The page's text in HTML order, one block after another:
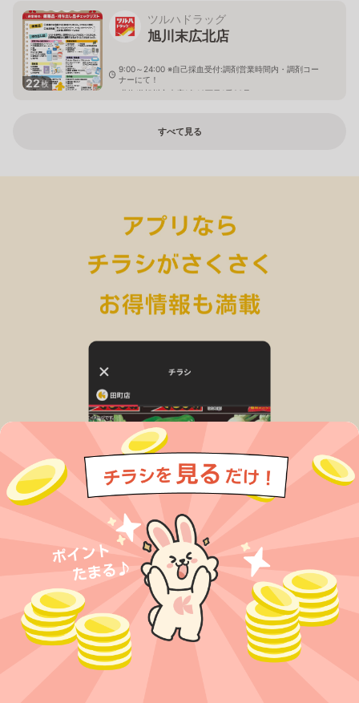
22枚
ツルハドラッグ
旭川末広北店
9:00～24:00 ※自己採血受付:調剤営業時間内・調剤コー
ナーにて！
北海道旭川市末広1条10丁目1番20号
すべて見る